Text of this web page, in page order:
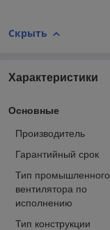
Скрыть
Характеристики
Основные
Производитель
Гарантийный срок
Тип промышленного
вентилятора по
исполнению
Тип конструкции